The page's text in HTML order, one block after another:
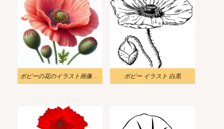
ポピーの花のイラスト画像リアル ポピー イラスト 白黒